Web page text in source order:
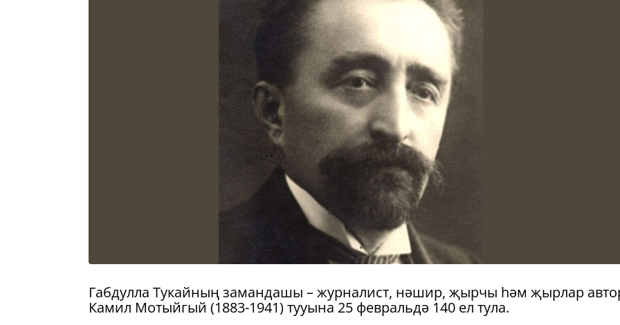
Габдулла Тукайның замандашы – журналист, нәшир, җырчы һәм җырлар
Камил Мотыйгый (1883-1941) тууына 25 февральдә 140 ел тула.